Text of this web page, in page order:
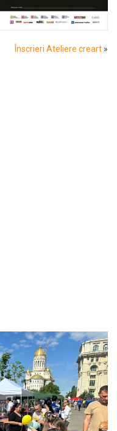
Înscrieri Ateliere creart »